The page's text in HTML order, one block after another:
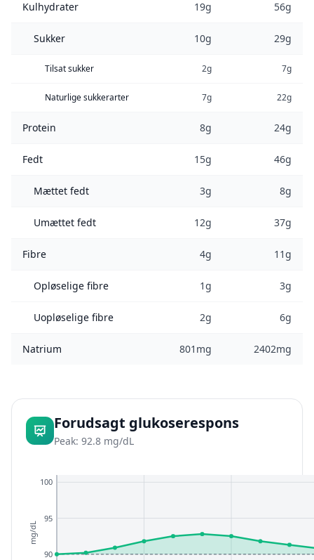
Kulhydrater 19g 56g
Sukker 10g 29g
Tilsat sukker 2g 7g
Naturlige sukkerarter 7g 22g
Protein 8g 24g
Fedt 15g 46g
Mættet fedt 3g 8g
Umættet fedt 12g 37g
Fibre 4g 11g
Opløselige fibre 1g 3g
Uopløselige fibre 2g 6g
Natrium 801mg 2402mg
Forudsagt glukoserespons
Peak: 92.8 mg/dL
90
95
100
mg/dL